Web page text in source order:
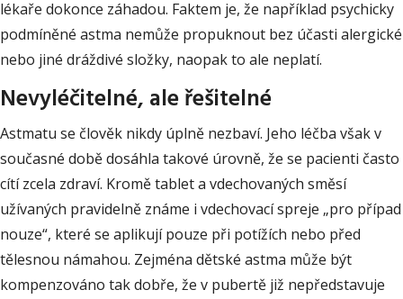
lékaře dokonce záhadou. Faktem je, že například psychicky
podmíněné astma nemůže propuknout bez účasti alergické
nebo jiné dráždivé složky, naopak to ale neplatí.
Nevyléčitelné, ale řešitelné
Astmatu se člověk nikdy úplně nezbaví. Jeho léčba však v
současné době dosáhla takové úrovně, že se pacienti často
cítí zcela zdraví. Kromě tablet a vdechovaných směsí
užívaných pravidelně známe i vdechovací spreje „pro případ
nouze“, které se aplikují pouze při potížích nebo před
tělesnou námahou. Zejména dětské astma může být
kompenzováno tak dobře, že v pubertě již nepředstavuje